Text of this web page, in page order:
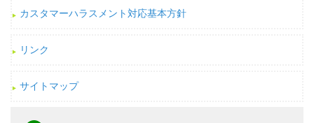
カスタマーハラスメント対応基本方針
リンク
サイトマップ